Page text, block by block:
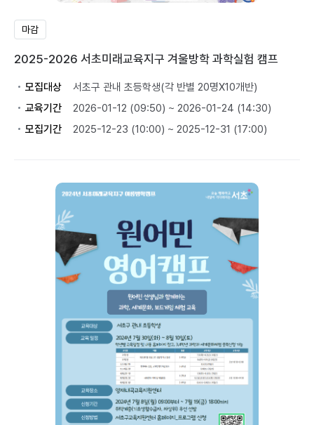
마감
2025-2026 서초미래교육지구 겨울방학 과학실험 캠프
모집대상
서초구 관내 초등학생(각 반별 20명X10개반)
교육기간
2026-01-12 (09:50) ~ 2026-01-24 (14:30)
모집기간
2025-12-23 (10:00) ~ 2025-12-31 (17:00)